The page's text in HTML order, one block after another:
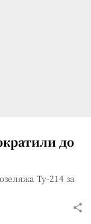
до
Ту-214 за